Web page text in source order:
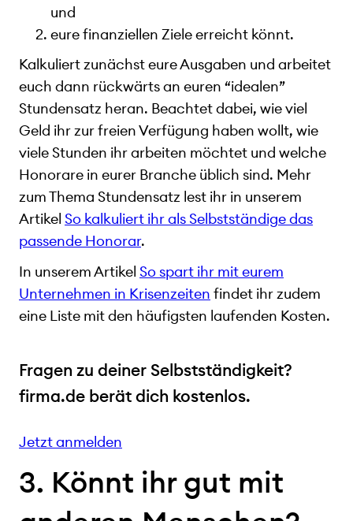
und
eure finanziellen Ziele erreicht könnt.
Kalkuliert zunächst eure Ausgaben und arbeitet
euch dann rückwärts an euren “idealen”
Stundensatz heran. Beachtet dabei, wie viel
Geld ihr zur freien Verfügung haben wollt, wie
viele Stunden ihr arbeiten möchtet und welche
Honorare in eurer Branche üblich sind. Mehr
zum Thema Stundensatz lest ihr in unserem
Artikel So kalkuliert ihr als Selbstständige das
passende Honorar.
In unserem Artikel So spart ihr mit eurem
Unternehmen in Krisenzeiten findet ihr zudem
eine Liste mit den häufigsten laufenden Kosten.
Fragen zu deiner Selbstständigkeit?
firma.de berät dich kostenlos.
Jetzt anmelden
3. Könnt ihr gut mit